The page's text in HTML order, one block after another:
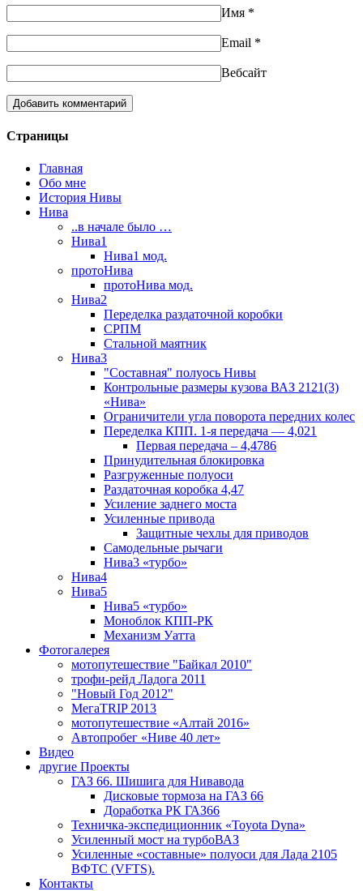
Имя *
Email *
Вебсайт
Страницы
Главная
Обо мне
История Нивы
Нива
..в начале было …
Нива1
Нива1 мод.
протоНива
протоНива мод.
Нива2
Переделка раздаточной коробки
СРПМ
Стальной маятник
Нива3
"Составная" полуось Нивы
Контрольные размеры кузова ВАЗ 2121(3)
«Нива»
Ограничители угла поворота передних колес
Переделка КПП. 1-я передача — 4,021
Первая передача – 4,4786
Принудительная блокировка
Разгруженные полуоси
Раздаточная коробка 4,47
Усиление заднего моста
Усиленные привода
Защитные чехлы для приводов
Самодельные рычаги
Нива3 «турбо»
Нива4
Нива5
Нива5 «турбо»
Моноблок КПП-РК
Механизм Уатта
Фотогалерея
мотопутешествие "Байкал 2010"
трофи-рейд Ладога 2011
"Новый Год 2012"
МегаTRIP 2013
мотопутешествие «Алтай 2016»
Автопробег «Ниве 40 лет»
Видео
другие Проекты
ГАЗ 66. Шишига для Нивавода
Дисковые тормоза на ГАЗ 66
Доработка РК ГАЗ66
Техничка-экспедиционник «Toyota Dyna»
Усиленный мост на турбоВАЗ
Усиленные «составные» полуоси для Лада 2105
ВФТС (VFTS).
Контакты